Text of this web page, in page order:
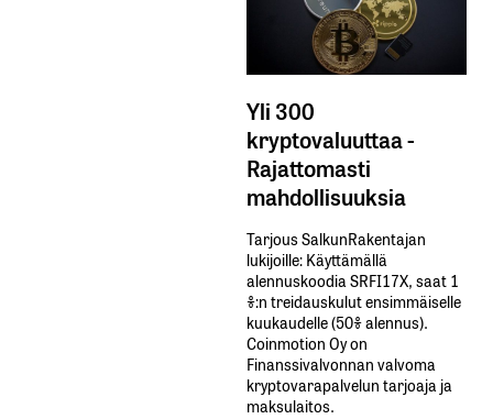
Yli 300
kryptovaluuttaa -
Rajattomasti
mahdollisuuksia
Tarjous SalkunRakentajan
lukijoille: Käyttämällä​ ​
alennuskoodia​ ​SRFI17X,​ ​saat​ ​1
%:n treidauskulut​ ​ensimmäiselle​ ​
kuukaudelle​ ​(50%​ ​alennus).
Coinmotion Oy on
Finanssivalvonnan valvoma
kryptovarapalvelun tarjoaja ja
maksulaitos.